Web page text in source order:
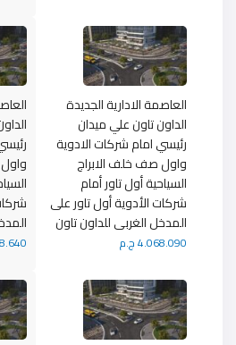
العاصمة الادارية الجديدة
الداون تاون علي ميدان
رئيسي امام شركات الادوية
واول صف خلف الابراج
السياحية أول تاور أمام
شركات الأدوية أول تاور على
المدخل الغربى للداون تاون
4.068.090 ج.م